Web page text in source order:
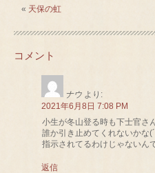
« 天保の虹
コメント
ナウ より:
2021年6月8日 7:08 PM
小生が冬山登る時も下士官さ
誰か引き止めてくれないかな
指示されてるわけじゃないん
返信